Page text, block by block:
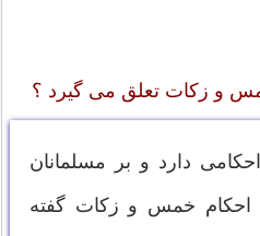
خمس و زکات تعلق می گیرد ؟
دارد و بر مسلمانان
احکام خمس و زکات گفته